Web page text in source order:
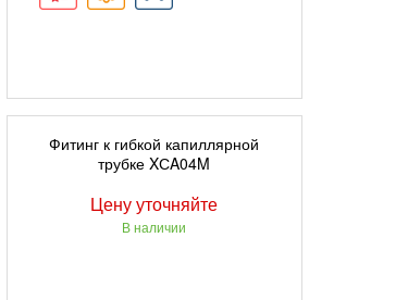
ПОДРОБНЕЕ
Фитинг к гибкой капиллярной
трубке XСA04M
Цену уточняйте
В наличии